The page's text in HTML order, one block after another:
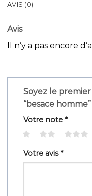
AVIS (0)
Avis
Il n’y a pas encore
Soyez le premier
“besace homme”
Votre note *
Votre avis*